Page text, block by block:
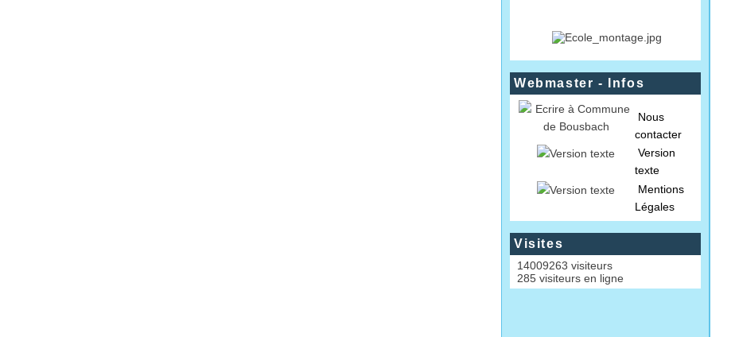
Webmaster - Infos
Nous
contacter
Version
texte
Mentions
Légales
Visites
14009263 visiteurs
285 visiteurs en ligne